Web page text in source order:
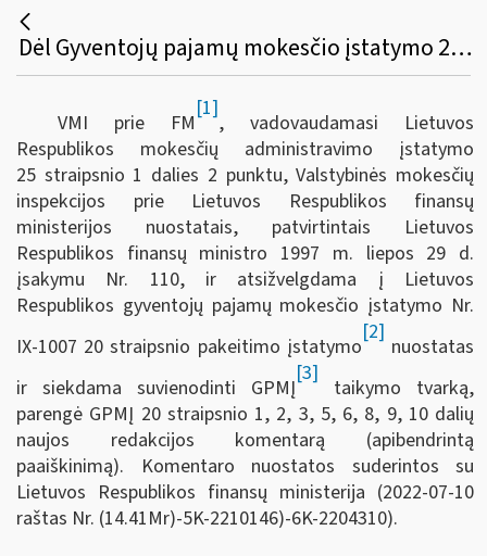
Dėl Gyventojų pajamų mokesčio įstatymo 20 straipsnio 1, 2, 3, 5, 6, 8, 9, 10 dalių komentaro naujos redakcijos
VMI prie FM
[1]
, vadovaudamasi Lietuvos
Respublikos mokesčių administravimo įstatymo
25 straipsnio 1 dalies 2 punktu, Valstybinės mokesčių
inspekcijos prie Lietuvos Respublikos finansų
ministerijos nuostatais, patvirtintais Lietuvos
Respublikos finansų ministro 1997 m. liepos 29 d.
įsakymu Nr. 110, ir atsižvelgdama į Lietuvos
Respublikos gyventojų pajamų mokesčio įstatymo Nr.
IX-1007 20 straipsnio pakeitimo įstatymo
[2]
nuostatas
ir siekdama suvienodinti GPMĮ
[3]
taikymo tvarką,
parengė GPMĮ 20 straipsnio 1, 2, 3, 5, 6, 8, 9, 10 dalių
naujos redakcijos komentarą (apibendrintą
paaiškinimą). Komentaro nuostatos suderintos su
Lietuvos Respublikos finansų ministerija (2022-07-10
raštas Nr. (14.41Mr)-5K-2210146)-6K-2204310).